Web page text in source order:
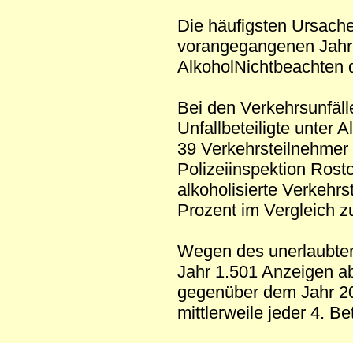
Die häufigsten
vorangegangenen
AlkoholNichtbeachten
Bei den
Unfallbeteiligte unter
39
Polizeiinspektion
alkoholisierte
Prozent im Vergleich
Wegen des
Jahr 1.501 Anzeigen
gegenüber dem Jahr
mittlerweile jeder 4.